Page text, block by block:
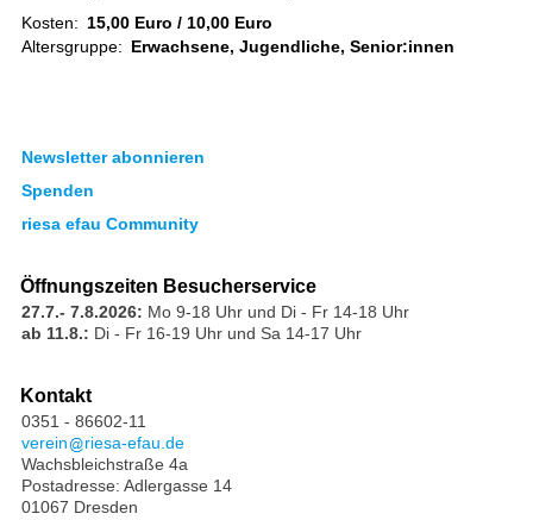
Kosten: 15,00 Euro / 10,00 Euro
Altersgruppe: Erwachsene, Jugendliche, Senior:innen
Newsletter abonnieren
Spenden
riesa efau Community
Öffnungszeiten Besucherservice
27.7.- 7.8.2026: Mo 9-18 Uhr und Di - Fr 14-18 Uhr
ab 11.8.: Di - Fr 16-19 Uhr und Sa 14-17 Uhr
Kontakt
0351 - 86602-11
verein
riesa-efau.de
Wachsbleichstraße 4a
Postadresse: Adlergasse 14
01067 Dresden